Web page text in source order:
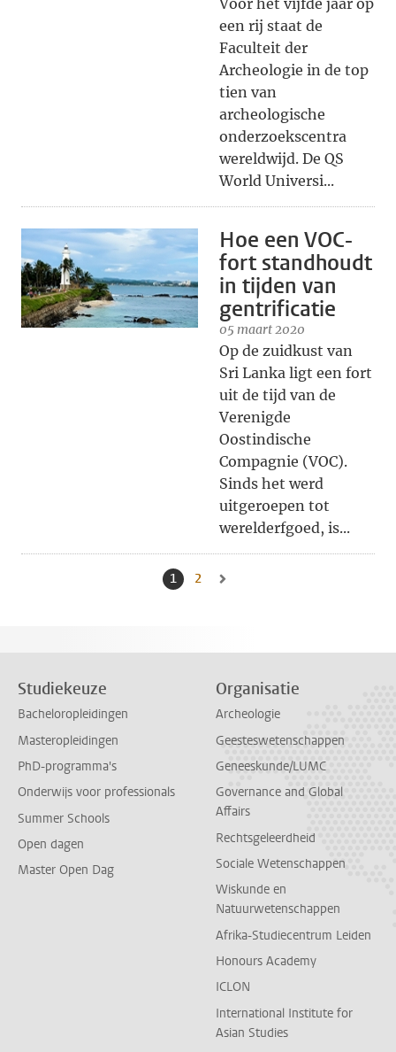
Voor het vijfde jaar op
een rij staat de
Faculteit der
Archeologie in de top
tien van
archeologische
onderzoekscentra
wereldwijd. De QS
World Universi...
Hoe een VOC-
fort standhoudt
in tijden van
gentrificatie
05 maart 2020
Op de zuidkust van
Sri Lanka ligt een fort
uit de tijd van de
Verenigde
Oostindische
Compagnie (VOC).
Sinds het werd
uitgeroepen tot
werelderfgoed, is...
Huidige pagina, pagina
1 Naar pagina
2
Studiekeuze
Bacheloropleidingen
Masteropleidingen
PhD-programma's
Onderwijs voor professionals
Summer Schools
Open dagen
Master Open Dag
Organisatie
Archeologie
Geesteswetenschappen
Geneeskunde/LUMC
Governance and Global
Affairs
Rechtsgeleerdheid
Sociale Wetenschappen
Wiskunde en
Natuurwetenschappen
Afrika-Studiecentrum Leiden
Honours Academy
ICLON
International Institute for
Asian Studies